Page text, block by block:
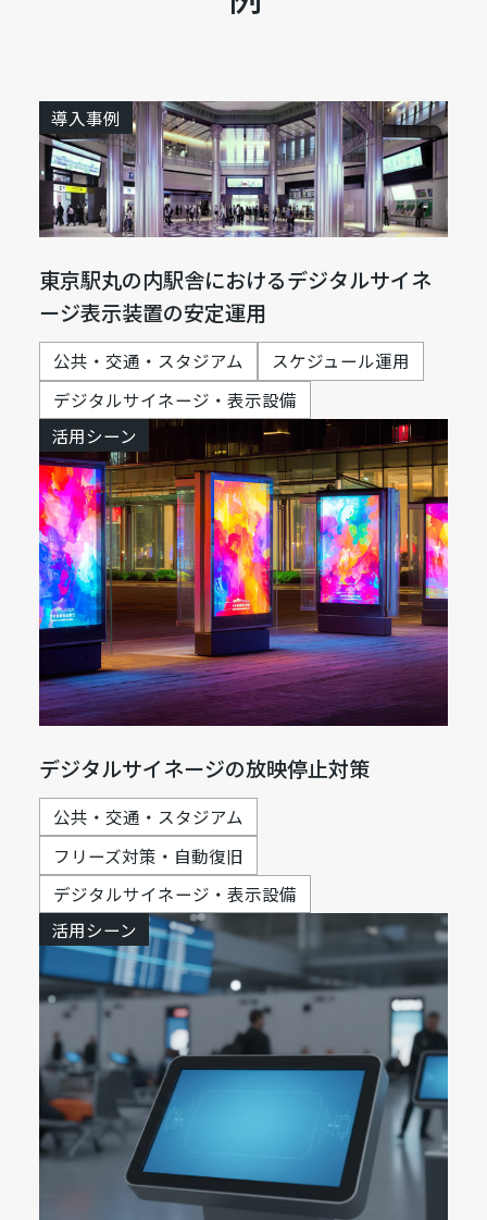
導入事例
東京駅丸の内駅舎におけるデジタルサイネ
ージ表示装置の安定運用
公共・交通・スタジアム
スケジュール運用
デジタルサイネージ・表示設備
活用シーン
デジタルサイネージの放映停止対策
公共・交通・スタジアム
フリーズ対策・自動復旧
デジタルサイネージ・表示設備
活用シーン